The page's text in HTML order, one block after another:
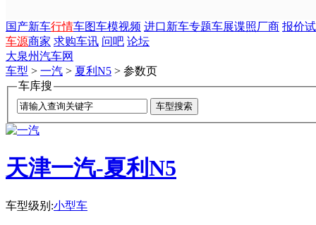
国产新车行情车图车模视频 进口新车专题车展谍照厂商 报价
车源商家 求购车讯 问吧 论坛
大泉州汽车网
车型 > 一汽 > 夏利N5 > 参数页
车库搜
天津一汽-夏利N5
车型级别:小型车